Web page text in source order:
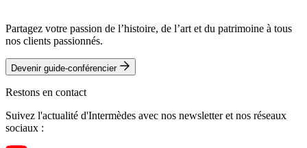
Partagez votre passion de l’histoire, de l’art et du patrimoine à tous
nos clients passionnés.
Devenir guide-conférencier
Restons en contact
Suivez l'actualité d'Intermèdes avec nos newsletter et nos réseaux
sociaux :